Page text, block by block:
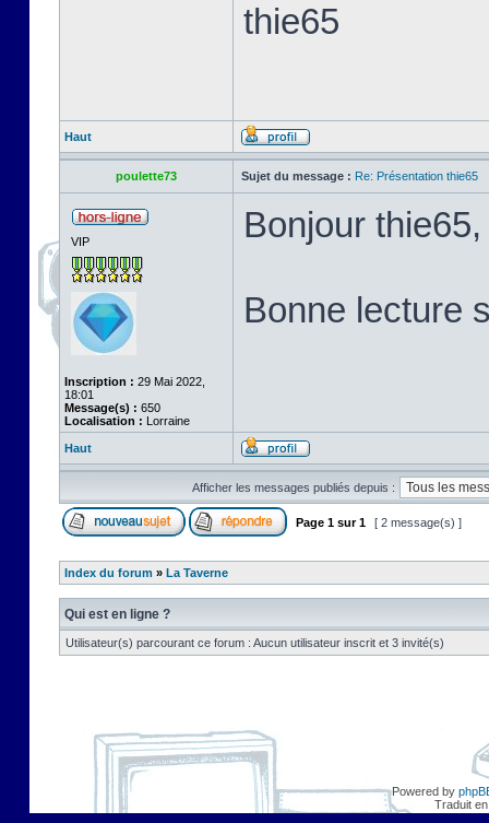
thie65
Haut
poulette73 Sujet du message : Re: Présentation thie65
VIP
Inscription : 29 Mai 2022,
18:01
Message(s) : 650
Localisation : Lorraine
Bonjour
Bonne lecture
Haut
Afficher les messages publiés depuis :
Page 1 sur1 [ 2 message(s) ]
Index du forum » La Taverne
Qui est en ligne ?
Utilisateur(s) parcourant ce forum : Aucun utilisateur inscrit et 3 invité(s)
Powered by
Traduit